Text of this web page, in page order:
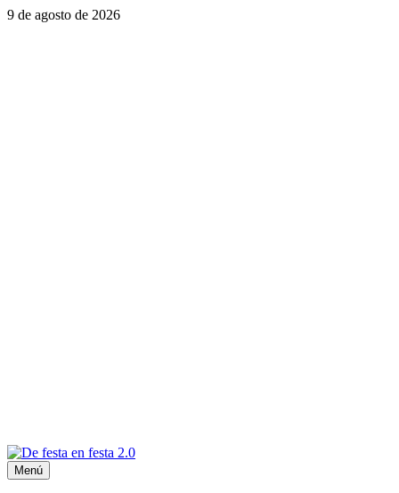
Saltar
9 de agosto de 2026
De festa en festa 2.0
Menú